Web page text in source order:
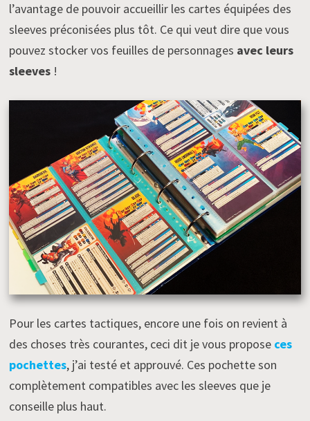
l’avantage de pouvoir accueillir les cartes équipées des
sleeves préconisées plus tôt. Ce qui veut dire que vous
pouvez stocker vos feuilles de personnages avec leurs
sleeves !
Pour les cartes tactiques, encore une fois on revient à
des choses très courantes, ceci dit je vous propose ces
pochettes, j’ai testé et approuvé. Ces pochette son
complètement compatibles avec les sleeves que je
conseille plus haut.